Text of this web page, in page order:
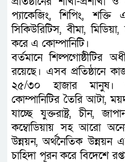
প্যাকেজিং, শিপিং,
সিকিউরিটিস, বীমা,
করে এ কোম্পানিটি।
বর্তমানে শিল্পগোষ্ঠীটির
রয়েছে। এসব প্রতিষ্ঠানে
২৫/৩০ হাজার মানুষ।
কোম্পানিটির তৈরি আটা,
যাচ্ছে যুক্তরাষ্ট্র, চীন,
কম্বোডিয়ায় সহ আরো
উন্নয়ন, অর্থনৈতিক উন্নয়ন
চাহিদা পূরন করে বিদেশে